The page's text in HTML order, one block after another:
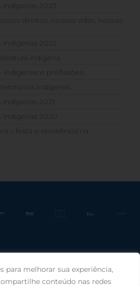
para melhorar sua experiência,
conteúdo nas redes
Indígenas 2023
direitos, nossas vidas, nossas
2022
indígena
e profissões
indígenas
Indígenas 2021
2020
– festa e resistência na
sala 66, Porto Alegre, RS, 90030-100 |